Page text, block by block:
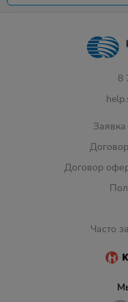
8
Заявка
Договор
Часто